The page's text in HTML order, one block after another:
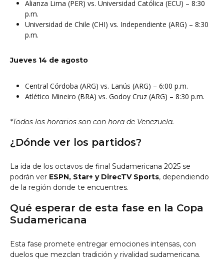
Alianza Lima (PER) vs. Universidad Católica (ECU) – 8:30
p.m.
Universidad de Chile (CHI) vs. Independiente (ARG) – 8:30
p.m.
Jueves 14 de agosto
Central Córdoba (ARG) vs. Lanús (ARG) – 6:00 p.m.
Atlético Mineiro (BRA) vs. Godoy Cruz (ARG) – 8:30 p.m.
*Todos los horarios son con hora de Venezuela.
¿Dónde ver los partidos?
La ida de los octavos de final Sudamericana 2025 se
podrán ver ESPN, Star+ y DirecTV Sports, dependiendo
de la región donde te encuentres.
Qué esperar de esta fase en la Copa
Sudamericana
Esta fase promete entregar emociones intensas, con
duelos que mezclan tradición y rivalidad sudamericana.